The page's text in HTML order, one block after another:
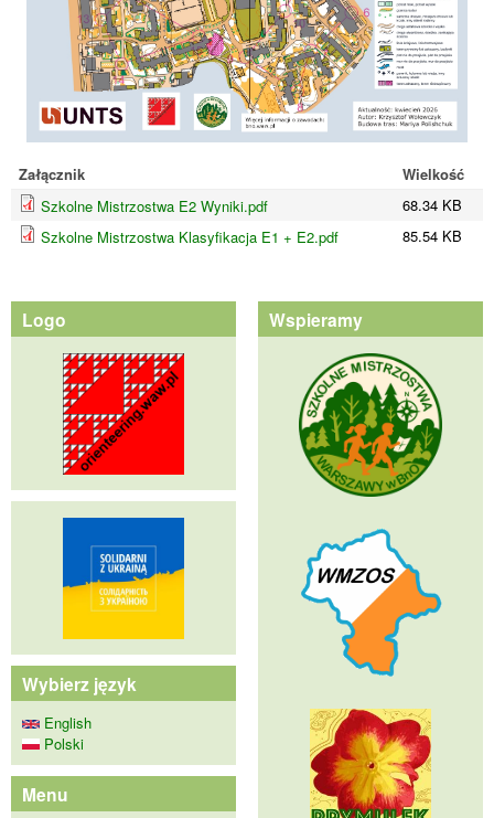
Załącznik
Wielkość
Szkolne Mistrzostwa E2 Wyniki.pdf
68.34 KB
Szkolne Mistrzostwa Klasyfikacja E1 + E2.pdf
85.54 KB
Logo
Wybierz język
English
Polski
Menu
Wspieramy